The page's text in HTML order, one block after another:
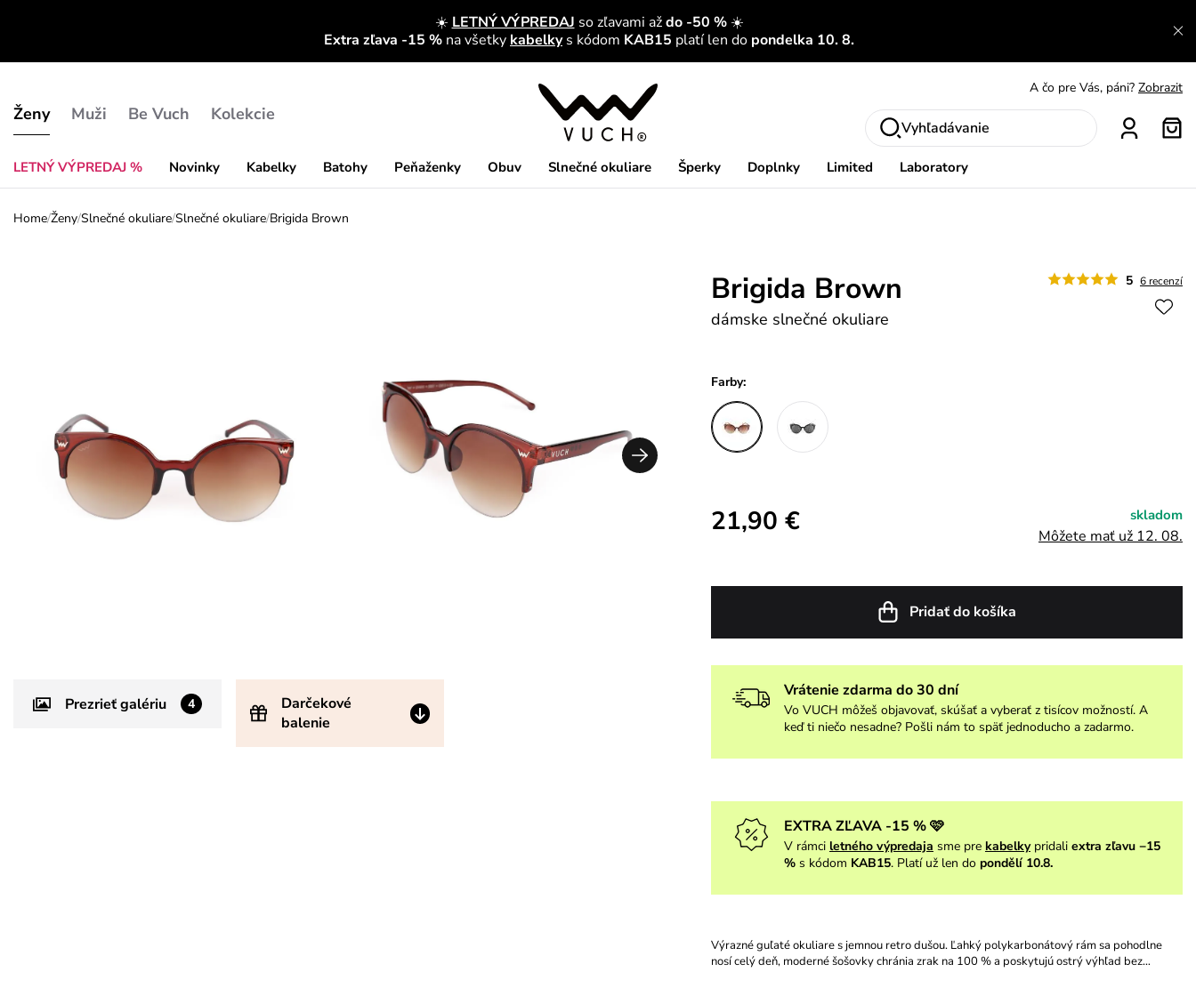
☀️ LETNÝ VÝPREDAJ so zľavami aždo -50 %☀️
Extra zľava -15 % na všetky kabelky s kódom KAB15 platí len do pondelka 10. 8.
Ženy
LETNÝ VÝPREDAJ % Novinky Kabelky Batohy Peňaženky Obuv Slnečné okuliare Šperky Doplnky Limited Laboratory
Muži Be Vuch Kolekcie
S čím chybu neurobíš? Pozri
Nech sa inšpirovať Zobraziť
Vyhľadávanie
Home/Ženy/Slnečné okuliare/Slnečné okuliare/Brigida Brown
Prezrieť galériu 4
Darčekové
balenie
5 6 recenzí
Brigida Brown
dámske slnečné okuliare
Farby:
21,90 € skladom
Môžete mať už 12. 08.
Pridať do košíka
Vrátenie zdarma do 30 dní
Vo VUCH môžeš objavovať, skúšať a vyberať z tisícov možností. A
keď ti niečo nesadne? Pošli nám to späť jednoducho a zadarmo.
EXTRA ZĽAVA -15 % 🩷
V rámci letného výpredaja sme pre kabelky pridali extra zľavu −15
%s kódom KAB15. Platí už len do pondělí 10.8.
Výrazné guľaté okuliare s jemnou retro dušou. Ľahký polykarbonátový rám sa pohodlne
nosí celý deň, moderné šošovky chránia zrak na 100 % a poskytujú ostrý výhľad bez…